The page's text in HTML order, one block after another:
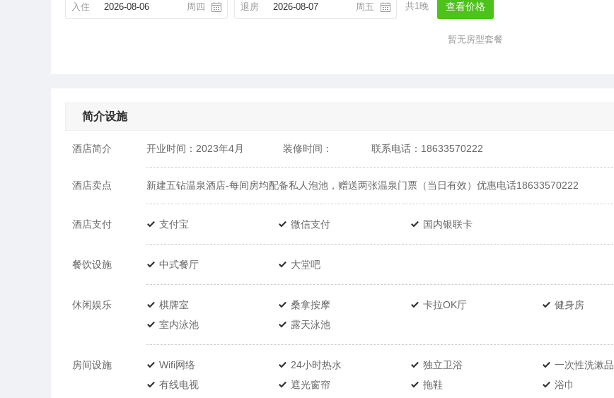
2026-08-06 周四
入住 2026-08-07 周五
退房 共1晚 查看价格
暂无房型套餐
简介设施
酒店简介 开业时间：2023年4月 装修时间： 联系电话：18633570222
酒店卖点 新建五钻温泉酒店-每间房均配备私人泡池，赠送两张温泉门票（当日有效）优惠电话18633570222
酒店支付 支付宝 微信支付 国内银联卡
餐饮设施 中式餐厅 大堂吧
休闲娱乐 棋牌室 桑拿按摩 卡拉OK厅
健身房
室内泳池
露天泳池
房间设施 Wifi网络 24小时热水 独立卫浴
一次性洗漱品
有线电视
遮光窗帘 拖鞋
浴巾